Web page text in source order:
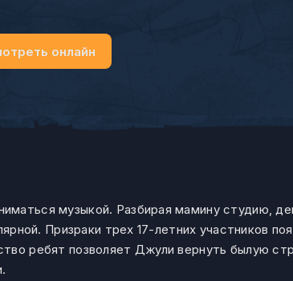
онлайн
музыкой. Разбирая мамину студию,
Призраки трех 17-летних участников
ребят позволяет Джули вернуть былую